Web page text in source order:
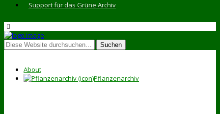
Support für das Grüne Archiv
About
Pflanzenarchiv